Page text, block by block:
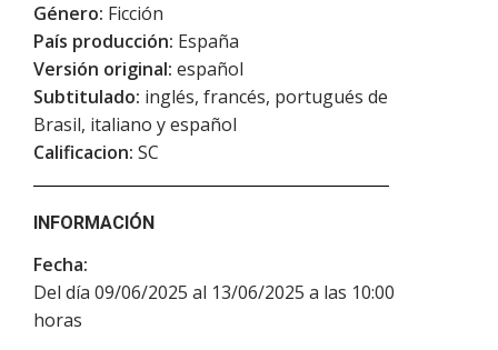
Género: Ficción
País producción: España
Versión original: español
Subtitulado: inglés, francés, portugués de
Brasil, italiano y español
Calificacion: SC
INFORMACIÓN
Fecha:
Del día 09/06/2025 al 13/06/2025 a las 10:00
horas